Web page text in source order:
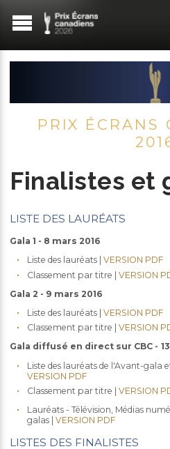
PRIX ÉCRANS
Finalistes et
LISTE DES LAURÉATS
Gala 1 - 8 mars 2016
Liste des lauréats | VERSION PDF
Classement par titre | VERSION
Gala 2 - 9 mars 2016
Liste des lauréats | VERSION PDF
Classement par titre | VERSION
Gala diffusé en direct sur CBC -
Liste des lauréats de l'Avant-gala
VERSION PDF
Classement par titre | VERSION
Lauréats - Télévision, Médias
galas | VERSION PDF
LISTES DES FINALISTES